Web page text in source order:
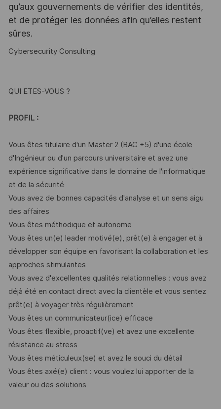
qu’aux gouvernements de vérifier des identités,
et de protéger les données afin qu’elles restent
sûres.
Cybersecurity Consulting
QUI ETES-VOUS ?
PROFIL :
Vous êtes titulaire d'un Master 2 (BAC +5) d'une école
d'Ingénieur ou d'un parcours universitaire et avez une
expérience significative dans le domaine de l'informatique
et de la sécurité
Vous avez de bonnes capacités d'analyse et un sens aigu
des affaires
Vous êtes méthodique et autonome
Vous êtes un(e) leader motivé(e), prêt(e) à engager et à
développer son équipe en favorisant la collaboration et les
approches stimulantes
Vous avez d'excellentes qualités relationnelles : vous avez
déjà été en contact direct avec la clientèle et vous sentez
prêt(e) à voyager très régulièrement
Vous êtes un communicateur(ice) efficace
Vous êtes flexible, proactif(ve) et avez une excellente
résistance au stress
Vous êtes méticuleux(se) et avez le souci du détail
Vous êtes axé(e) client : vous voulez lui apporter de la
valeur ou des solutions